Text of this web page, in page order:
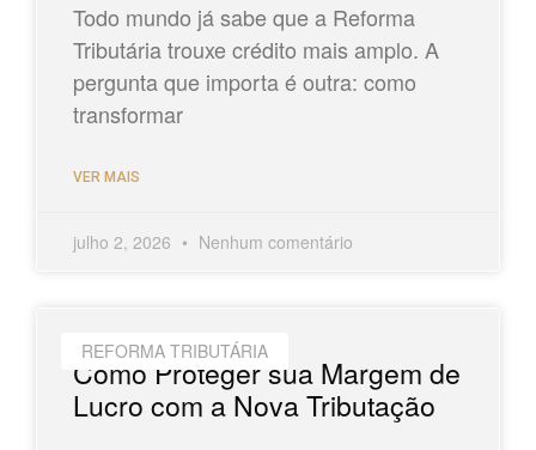
Todo mundo já sabe que a Reforma
Tributária trouxe crédito mais amplo. A
pergunta que importa é outra: como
transformar
VER MAIS
julho 2, 2026 Nenhum comentário
REFORMA TRIBUTÁRIA
Como Proteger sua Margem de
Lucro com a Nova Tributação